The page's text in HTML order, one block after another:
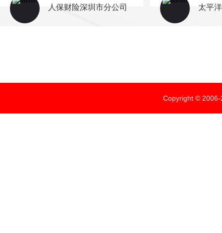
人保财险深圳市分公司 太平
Copyright ©